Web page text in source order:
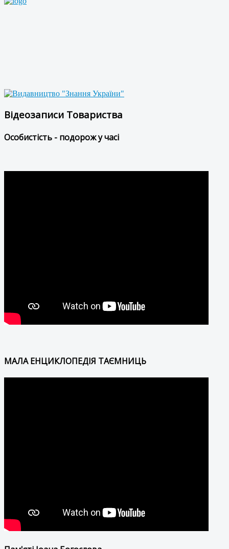
Відеозаписи Товариства
Особистість - подорож у часі
МАЛА ЕНЦИКЛОПЕДІЯ ТАЄМНИЦЬ